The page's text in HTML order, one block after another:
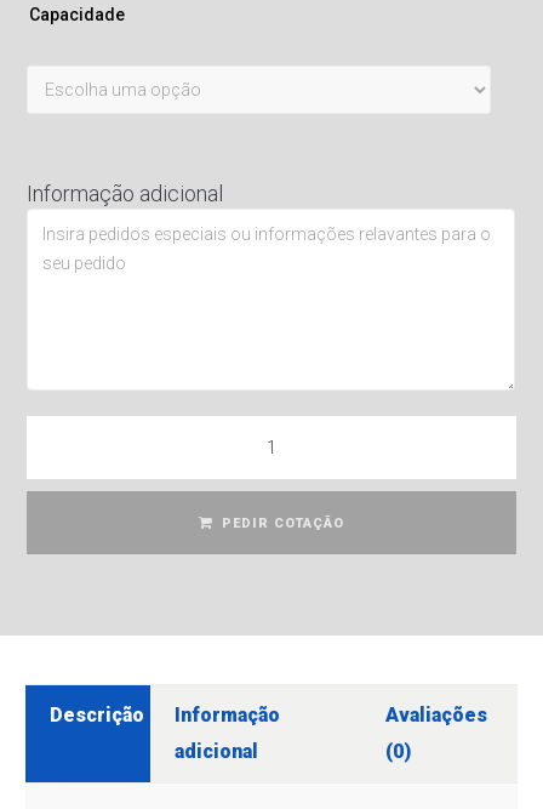
Capacidade
Informação adicional
PEDIR COTAÇÃO
Descrição
Informação
adicional
Avaliações
(0)